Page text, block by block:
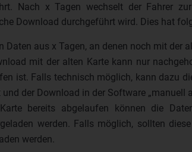
Nach x Tagen wechselt der Fahrer
Download durchgeführt wird. Dies hat
Daten aus x Tagen, an denen noch mit der
mit der alten Karte kann nur
ist. Falls technisch möglich, kann dazu
und der Download in der Software „manuell
bereits abgelaufen können die
werden. Falls möglich, sollten
werden.